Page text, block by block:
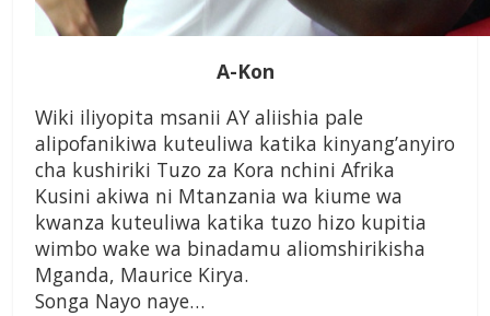
A-Kon
Wiki iliyopita msanii AY aliishia pale
alipofanikiwa kuteuliwa katika kinyang’anyiro
cha kushiriki Tuzo za Kora nchini Afrika
Kusini akiwa ni Mtanzania wa kiume wa
kwanza kuteuliwa katika tuzo hizo kupitia
wimbo wake wa binadamu aliomshirikisha
Mganda, Maurice Kirya.
Songa Nayo naye…